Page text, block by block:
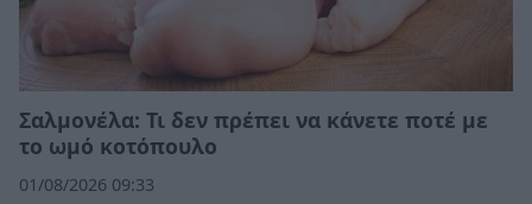
Σαλμονέλα: Τι δεν πρέπει να κάνετε ποτέ με
το ωμό κοτόπουλο
01/08/2026 09:33